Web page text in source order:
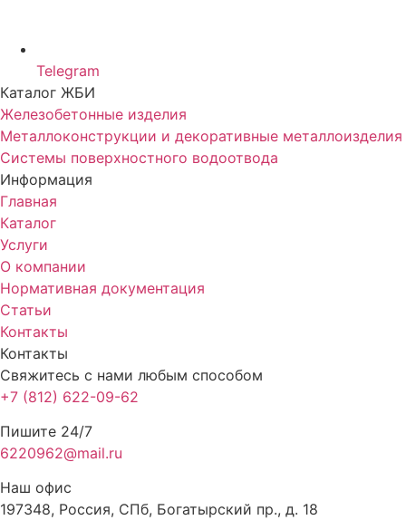
Telegram
Каталог ЖБИ
Железобетонные изделия
Металлоконструкции и декоративные металлоизделия
Системы поверхностного водоотвода
Информация
Главная
Каталог
Услуги
О компании
Нормативная документация
Статьи
Контакты
Контакты
Свяжитесь с нами любым способом
+7 (812) 622-09-62
Пишите 24/7
6220962@mail.ru
Наш офис
197348, Россия, СПб, Богатырский пр., д. 18